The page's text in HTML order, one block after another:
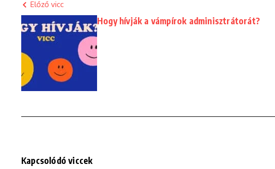
Előző vicc
Hogy hívják a vámpírok adminisztrátorát?
Kapcsolódó viccek